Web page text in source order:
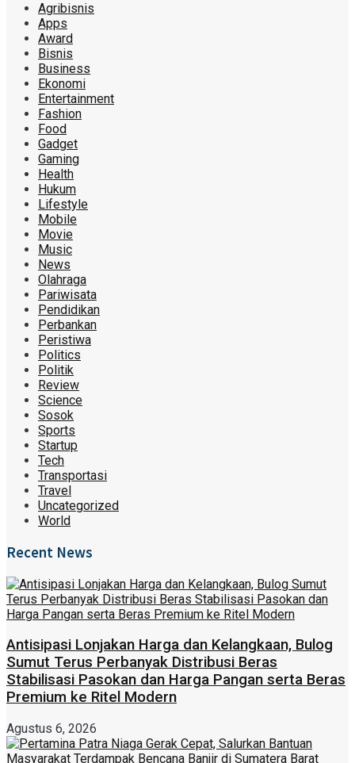
Agribisnis
Apps
Award
Bisnis
Business
Ekonomi
Entertainment
Fashion
Food
Gadget
Gaming
Health
Hukum
Lifestyle
Mobile
Movie
Music
News
Olahraga
Pariwisata
Pendidikan
Perbankan
Peristiwa
Politics
Politik
Review
Science
Sosok
Sports
Startup
Tech
Transportasi
Travel
Uncategorized
World
Recent News
Antisipasi Lonjakan Harga dan Kelangkaan, Bulog
Sumut Terus Perbanyak Distribusi Beras
Stabilisasi Pasokan dan Harga Pangan serta Beras
Premium ke Ritel Modern
Agustus 6, 2026